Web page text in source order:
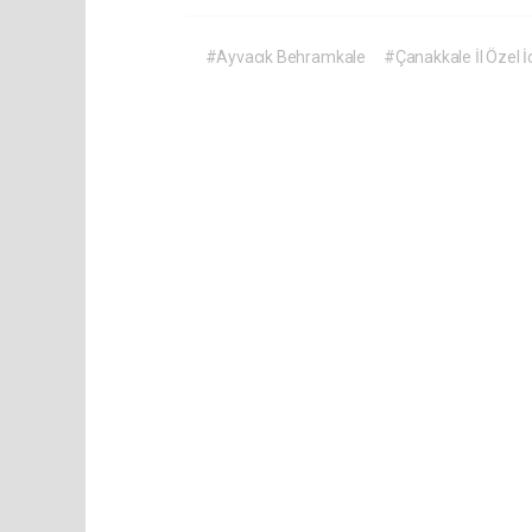
#Ayvacık Behramkale #Çanakkale İl Özel